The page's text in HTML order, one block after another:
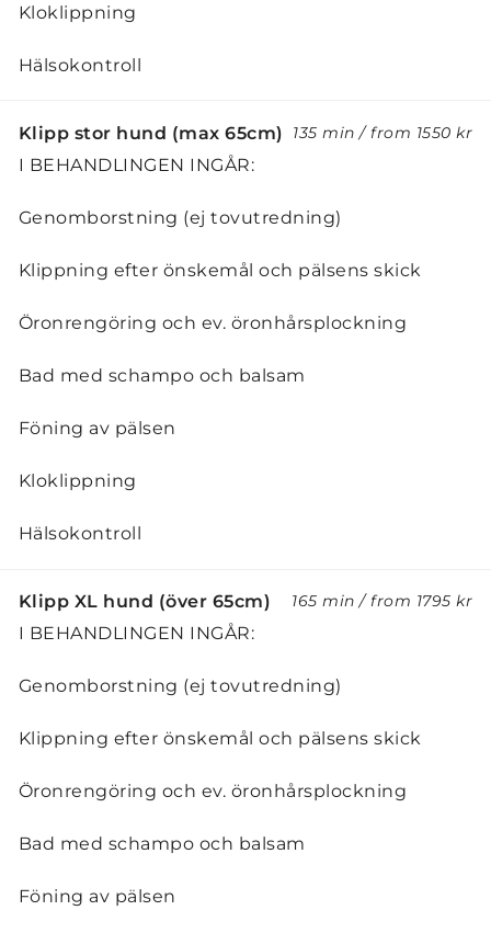
Kloklippning
Hälsokontroll
Klipp stor hund (max 65cm) 135 min/ from 1550 kr
I BEHANDLINGEN INGÅR:
Genomborstning (ej tovutredning)
Klippning efter önskemål och pälsens skick
Öronrengöring och ev. öronhårsplockning
Bad med schampo och balsam
Föning av pälsen
Kloklippning
Hälsokontroll
Klipp XL hund (över 65cm) 165 min/ from 1795 kr
I BEHANDLINGEN INGÅR:
Genomborstning (ej tovutredning)
Klippning efter önskemål och pälsens skick
Öronrengöring och ev. öronhårsplockning
Bad med schampo och balsam
Föning av pälsen